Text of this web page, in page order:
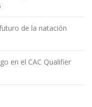
de la natación
en el CAC Qualifier